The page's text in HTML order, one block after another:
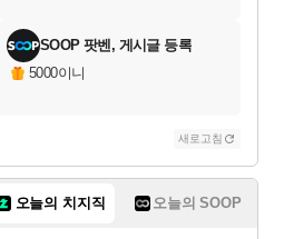
SOOP 팟벤, 게시글 등록
5000이니
새로고침
오늘의 치지직 오늘의 SOOP